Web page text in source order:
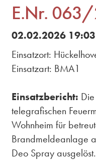
E.Nr.
02.02.2026
Einsatzort:
Einsatzart: BMA1
Einsatzbericht:
telegrafischen
Wohnheim für
Brandmeldeanlage
Deo Spray ausgelöst.